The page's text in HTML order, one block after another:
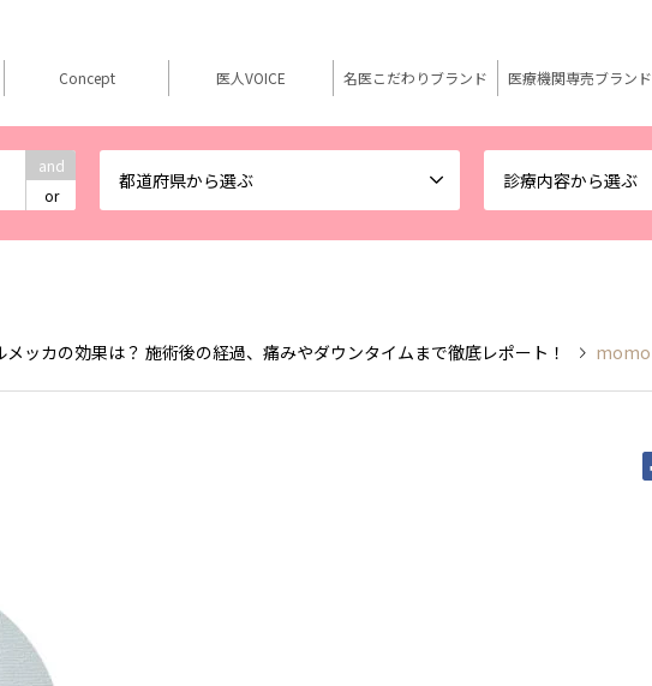
and
or
都道府県から選ぶ 診療内容から選ぶ
Concept 医人VOICE 名医こだわりブランド 医療機関専売ブランド
メッカの効果は？ 施術後の経過、痛みやダウンタイムまで徹底レポート！ momo